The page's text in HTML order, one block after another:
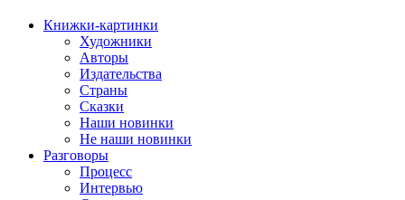
Книжки-картинки
Художники
Авторы
Издательства
Страны
Сказки
Наши новинки
Не наши новинки
Разговоры
Процесс
Интервью